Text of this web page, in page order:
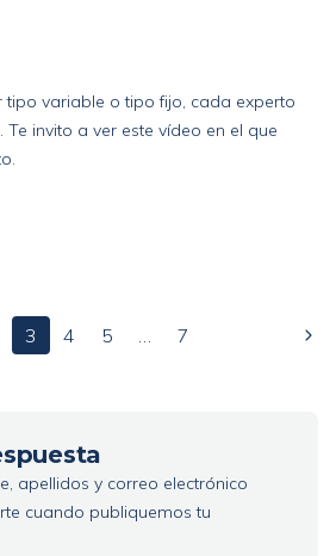
tipo variable o tipo fijo, cada experto
Te invito a ver este vídeo en el que
3 4 5 … 7
apellidos y correo electrónico
cuando publiquemos tu